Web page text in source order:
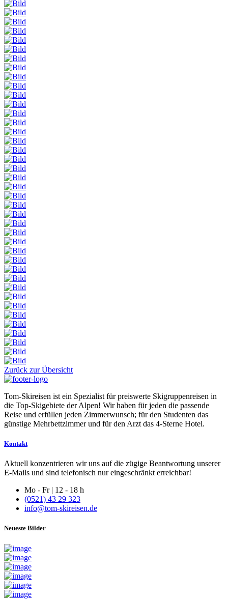
Zurück zur Übersicht
Tom-Skireisen ist ein Spezialist für preiswerte Skigruppenreisen in
die Top-Skigebiete der Alpen! Wir haben für jeden die passende
Reise und erfüllen jeden Zimmerwunsch; für den Studenten das
günstige Mehrbettzimmer und für den Arzt das 4-Sterne Hotel.
Kontakt
Aktuell konzentrieren wir uns auf die zügige Beantwortung unserer
E-Mails und sind telefonisch nur eingeschränkt erreichbar!
Mo - Fr | 12 - 18 h
(0521) 43 29 323
info@tom-skireisen.de
Neueste Bilder